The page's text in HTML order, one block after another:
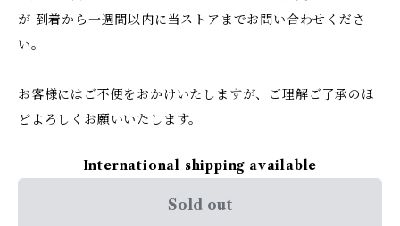
が 到着から一週間以内に当ストアまでお問い合わせくださ
い。
お客様にはご不便をおかけいたしますが、ご理解ご了承のほ
どよろしくお願いいたします。
International shipping available
Sold out